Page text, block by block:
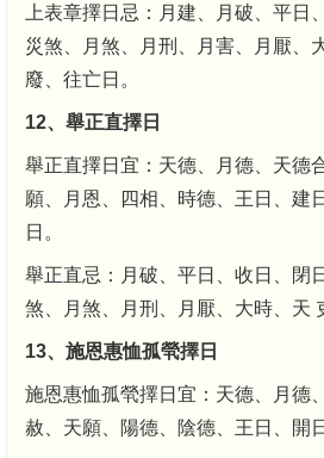
上表章擇日忌：月建、月破、平日
災煞、月煞、月刑、月害、月厭、
廢、往亡日。
12、舉正直擇日
舉正直擇日宜：天德、月德、天德
願、月恩、四相、時德、王日、建
日。
舉正直忌：月破、平日、收日、閉
煞、月煞、月刑、月厭、大時、天
13、施恩惠恤孤煢擇日
施恩惠恤孤煢擇日宜：天德、月德
赦、天願、陽德、陰德、王日、開日